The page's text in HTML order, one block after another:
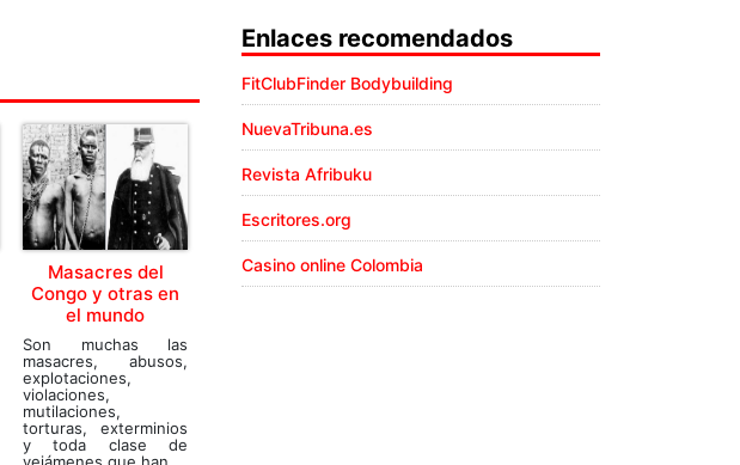
Masacres del
Congo y otras en
el mundo
Son muchas las
masacres, abusos,
explotaciones,
violaciones,
mutilaciones,
torturas, exterminios
y toda clase de
vejámenes que han...
Enlaces recomendados
FitClubFinder Bodybuilding
NuevaTribuna.es
Revista Afribuku
Escritores.org
Casino online Colombia